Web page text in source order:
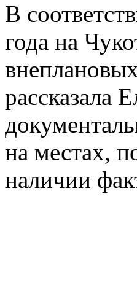
В
года на
рассказала
на местах,
наличии